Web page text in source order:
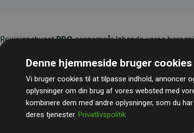
RevisionshusetBDOgennemgår løbende vores
gennemsnit kompenserer for
200% af
CO₂-udledninger .
Denne hjemmeside bruger cookies
Vi bruger cookies til at tilpasse indhold, annoncer
oplysninger om din brug af vores websted med
kombinere dem med andre oplysninger, som du
deres tjenester. Privatlivspolitik